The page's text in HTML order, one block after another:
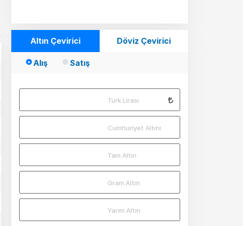
Altın Çevirici Döviz Çevirici
Alış Satış
Türk Lirası
Cumhuriyet Altını
Tam Altın
Gram Altın
Yarım Altın